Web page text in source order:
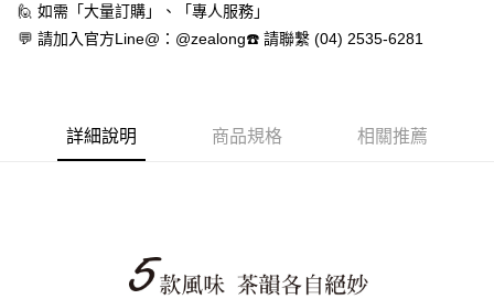
🙋 如需「大量訂購」、「專人服務」
💬 請加入官方Line@：@zealong☎️ 請聯繫 (04) 2535-6281
詳細說明 商品規格 相關推薦